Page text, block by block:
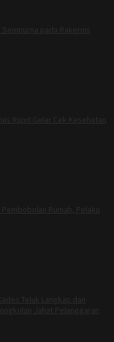
pada Rakernis
Rupit Gelar Cek Kesehatan
Rumah, Pelaku
Teluk Langkap dan
Jahat Pelanggaran